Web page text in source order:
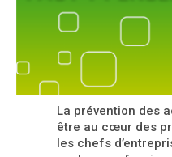
La prévention des
être au cœur des
les chefs